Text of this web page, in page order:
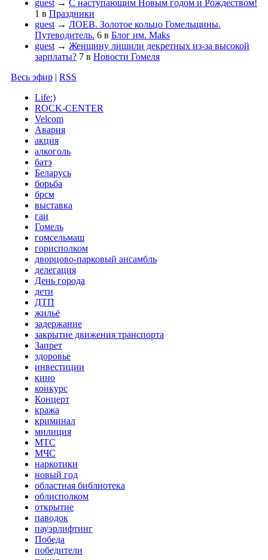
guest → С наступающим Новым годом и Рождеством!
1 в Праздники
guest → ЛОЕВ. Золотое кольцо Гомельщины.
Путеводитель. 6 в Блог им. Maks
guest → Женщину лишили декретных из-за высокой
зарплаты? 7 в Новости Гомеля
Весь эфир | RSS
Life:)
ROCK-CENTER
Velcom
Авария
акция
алкоголь
батэ
Беларусь
борьба
брсм
выставка
гаи
Гомель
гомсельмаш
горисполком
дворцово-парковый ансамбль
делегация
День города
дети
ДТП
жильё
задержание
закрытие движения транспорта
Запрет
здоровье
инвестиции
кино
конкурс
Концерт
кража
криминал
милиция
МТС
МЧС
наркотики
новый год
областная библиотека
облисполком
открытие
паводок
пауэрлифтинг
Победа
победители